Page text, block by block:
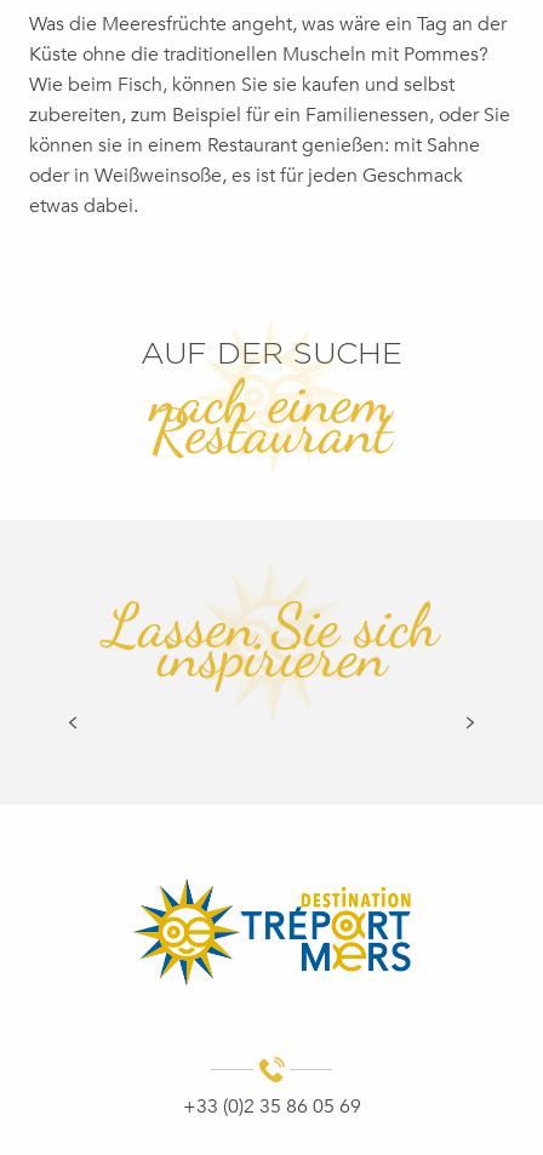
Was die Meeresfrüchte angeht, was wäre ein Tag an der
Küste ohne die traditionellen Muscheln mit Pommes?
Wie beim Fisch, können Sie sie kaufen und selbst
zubereiten, zum Beispiel für ein Familienessen, oder Sie
können sie in einem Restaurant genießen: mit Sahne
oder in Weißweinsoße, es ist für jeden Geschmack
etwas dabei.
AUF DER SUCHE
nach einem
Restaurant
Lassen Sie sich
inspirieren
SITEMAP
+33 (0)2 35 86 05 69